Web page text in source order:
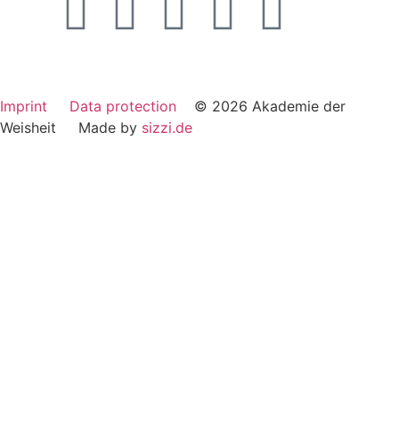
Imprint Data protection © 2026 Akademie der
Weisheit Made by sizzi.de